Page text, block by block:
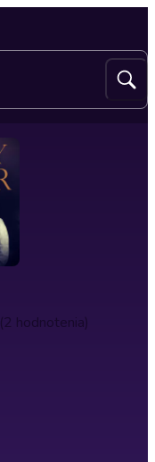
(2 hodnotenia)